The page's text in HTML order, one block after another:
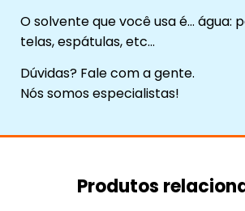
O solvente que você usa é… água:
telas, espátulas, etc…
Dúvidas? Fale com a gente.
Nós somos especialistas!
Produtos